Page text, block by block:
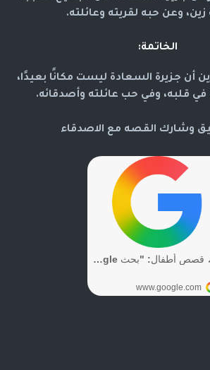
وعن حبه لقريته وعائلته.
الخاتمة:
أن جزيرة السعادة ليست مكانًا بعيدًا،
قلبه، وفي حب عائلته وأصدقائه.
وشارك القصه مع الاصدقاء